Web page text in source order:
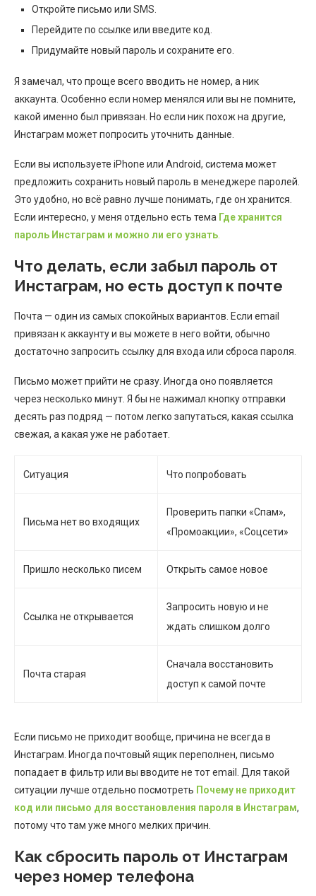
Откройте письмо или SMS.
Перейдите по ссылке или введите код.
Придумайте новый пароль и сохраните его.
Я замечал, что проще всего вводить не номер, а ник
аккаунта. Особенно если номер менялся или вы не помните,
какой именно был привязан. Но если ник похож на другие,
Инстаграм может попросить уточнить данные.
Если вы используете iPhone или Android, система может
предложить сохранить новый пароль в менеджере паролей.
Это удобно, но всё равно лучше понимать, где он хранится.
Если интересно, у меня отдельно есть тема Где хранится
пароль Инстаграм и можно ли его узнать.
Что делать, если забыл пароль от
Инстаграм, но есть доступ к почте
Почта — один из самых спокойных вариантов. Если email
привязан к аккаунту и вы можете в него войти, обычно
достаточно запросить ссылку для входа или сброса пароля.
Письмо может прийти не сразу. Иногда оно появляется
через несколько минут. Я бы не нажимал кнопку отправки
десять раз подряд — потом легко запутаться, какая ссылка
свежая, а какая уже не работает.
Ситуация Что попробовать
Письма нет во входящих
Проверить папки «Спам»,
«Промоакции», «Соцсети»
Пришло несколько писем Открыть самое новое
Ссылка не открывается
Запросить новую и не
ждать слишком долго
Почта старая
Сначала восстановить
доступ к самой почте
Если письмо не приходит вообще, причина не всегда в
Инстаграм. Иногда почтовый ящик переполнен, письмо
попадает в фильтр или вы вводите не тот email. Для такой
ситуации лучше отдельно посмотреть Почему не приходит
код или письмо для восстановления пароля в Инстаграм,
потому что там уже много мелких причин.
Как сбросить пароль от Инстаграм
через номер телефона